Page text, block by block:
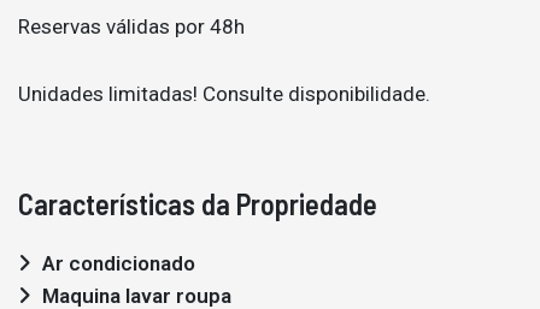
Reservas válidas por 48h
Unidades limitadas! Consulte disponibilidade.
Características da Propriedade
Ar condicionado
Maquina lavar roupa